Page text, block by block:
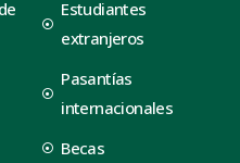
Estudiantes
extranjeros
Pasantías
internacionales
Becas